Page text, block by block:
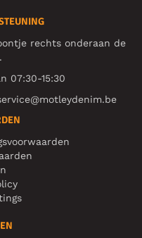
rechts onderaan de
07:30-15:30